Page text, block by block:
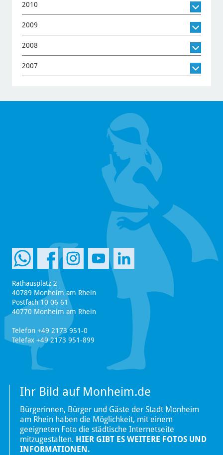
2010
2009
2008
2007
Rathausplatz 2
40789 Monheim am Rhein
Postfach 10 06 61
40770 Monheim am Rhein
Telefon +49 2173 951-0
Telefax +49 2173 951-899
Ihr Bild auf Monheim.de
Bürgerinnen, Bürger und Gäste der Stadt Monheim
am Rhein haben die Möglichkeit, mit einem
geeigneten Foto die städtische Internetseite
mitzugestalten. HIER GIBT ES WEITERE FOTOS UND
INFORMATIONEN.